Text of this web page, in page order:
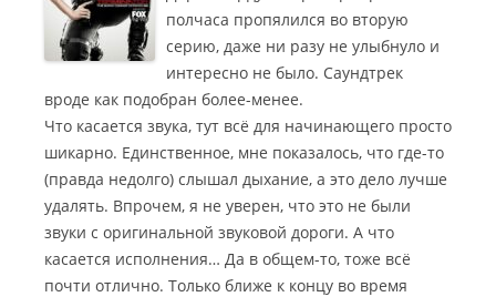
полчаса пропялился во вторую
серию, даже ни разу не улыбнуло и
интересно не было. Саундтрек
вроде как подобран более-менее.
Что касается звука, тут всё для начинающего просто
шикарно. Единственное, мне показалось, что где-то
(правда недолго) слышал дыхание, а это дело лучше
удалять. Впрочем, я не уверен, что это не были
звуки с оригинальной звуковой дороги. А что
касается исполнения… Да в общем-то, тоже всё
почти отлично. Только ближе к концу во время